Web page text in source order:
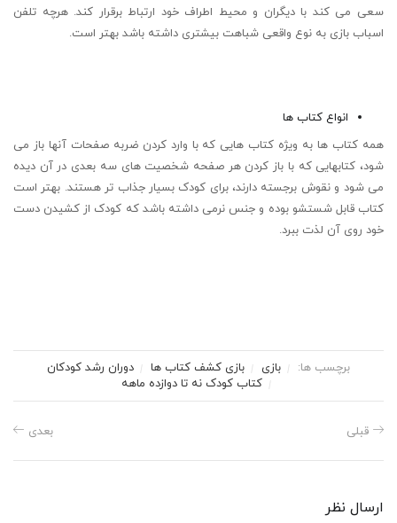
سعی می کند با دیگران و محیط اطراف خود ارتباط برقرار کند. هرچه تلفن
اسباب بازی به نوع واقعی شباهت بیشتری داشته باشد بهتر است.
انواع کتاب ها
همه کتاب ها به ویژه کتاب هایی که با وارد کردن ضربه صفحات آنها باز می
شود، کتابهایی که با باز کردن هر صفحه شخصیت های سه بعدی در آن دیده
می شود و نقوش برجسته دارند، برای کودک بسیار جذاب تر هستند. بهتر است
کتاب قابل شستشو بوده و جنس نرمی داشته باشد که کودک از کشیدن دست
خود روی آن لذت ببرد.
برچسب ها: بازی بازی کشف کتاب ها
دوران رشد کودکان
کتاب کودک نه تا دوازده ماهه
قبلی بعدی
ارسال نظر